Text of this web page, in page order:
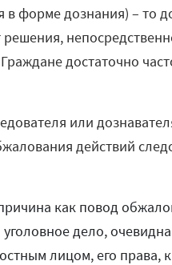
в форме дознания) – то
достаточно
или
действий
как повод
дело,
лицом, его права,